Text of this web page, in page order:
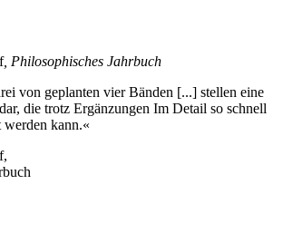
, Philosophisches Jahrbuch
von geplanten vier Bänden [...] stellen eine
die trotz Ergänzungen Im Detail so schnell
kann.«